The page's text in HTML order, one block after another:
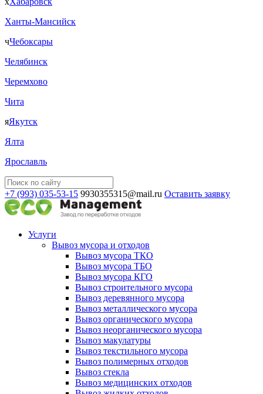
Ханты-Мансийск
чЧебоксары
Челябинск
Черемхово
Чита
яЯкутск
Ялта
Ярославль
+7 (993) 035-53-15 9930355315@mail.ru Оставить заявку
Услуги
Вывоз мусора и отходов
Вывоз мусора ТКО
Вывоз мусора ТБО
Вывоз мусора КГО
Вывоз строительного мусора
Вывоз деревянного мусора
Вывоз металлического мусора
Вывоз органического мусора
Вывоз неорганического мусора
Вывоз макулатуры
Вывоз текстильного мусора
Вывоз полимерных отходов
Вывоз стекла
Вывоз медицинских отходов